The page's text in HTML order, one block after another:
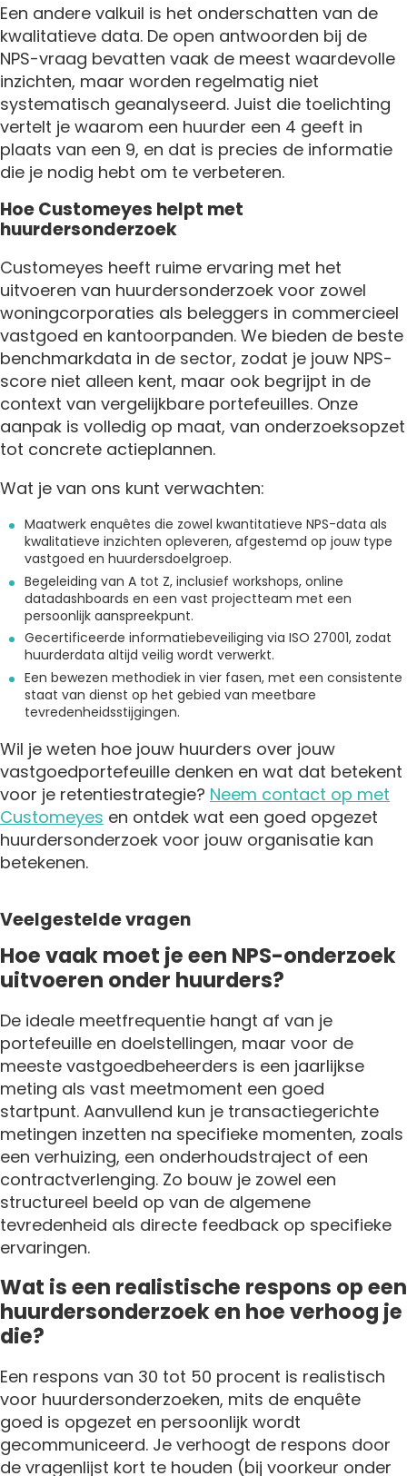
Een andere valkuil is het onderschatten van de
kwalitatieve data. De open antwoorden bij de
NPS-vraag bevatten vaak de meest waardevolle
inzichten, maar worden regelmatig niet
systematisch geanalyseerd. Juist die toelichting
vertelt je waarom een huurder een 4 geeft in
plaats van een 9, en dat is precies de informatie
die je nodig hebt om te verbeteren.
Hoe Customeyes helpt met
huurdersonderzoek
Customeyes heeft ruime ervaring met het
uitvoeren van huurdersonderzoek voor zowel
woningcorporaties als beleggers in commercieel
vastgoed en kantoorpanden. We bieden de beste
benchmarkdata in de sector, zodat je jouw NPS-
score niet alleen kent, maar ook begrijpt in de
context van vergelijkbare portefeuilles. Onze
aanpak is volledig op maat, van onderzoeksopzet
tot concrete actieplannen.
Wat je van ons kunt verwachten:
Maatwerk enquêtes die zowel kwantitatieve NPS-data als
kwalitatieve inzichten opleveren, afgestemd op jouw type
vastgoed en huurdersdoelgroep.
Begeleiding van A tot Z, inclusief workshops, online
datadashboards en een vast projectteam met een
persoonlijk aanspreekpunt.
Gecertificeerde informatiebeveiliging via ISO 27001, zodat
huurderdata altijd veilig wordt verwerkt.
Een bewezen methodiek in vier fasen, met een consistente
staat van dienst op het gebied van meetbare
tevredenheidsstijgingen.
Wil je weten hoe jouw huurders over jouw
vastgoedportefeuille denken en wat dat betekent
voor je retentiestrategie? Neem contact op met
Customeyes en ontdek wat een goed opgezet
huurdersonderzoek voor jouw organisatie kan
betekenen.
Veelgestelde vragen
Hoe vaak moet je een NPS-onderzoek
uitvoeren onder huurders?
De ideale meetfrequentie hangt af van je
portefeuille en doelstellingen, maar voor de
meeste vastgoedbeheerders is een jaarlijkse
meting als vast meetmoment een goed
startpunt. Aanvullend kun je transactiegerichte
metingen inzetten na specifieke momenten, zoals
een verhuizing, een onderhoudstraject of een
contractverlenging. Zo bouw je zowel een
structureel beeld op van de algemene
tevredenheid als directe feedback op specifieke
ervaringen.
Wat is een realistische respons op een
huurdersonderzoek en hoe verhoog je
die?
Een respons van 30 tot 50 procent is realistisch
voor huurdersonderzoeken, mits de enquête
goed is opgezet en persoonlijk wordt
gecommuniceerd. Je verhoogt de respons door
de vragenlijst kort te houden (bij voorkeur onder